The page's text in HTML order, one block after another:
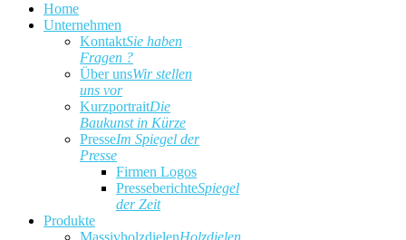
Home
Unternehmen
KontaktSie haben
Fragen ?
Über unsWir stellen
uns vor
KurzportraitDie
Baukunst in Kürze
PresseIm Spiegel der
Presse
Firmen Logos
PresseberichteSpiegel
der Zeit
Produkte
MassivholzdielenHolzdielen,